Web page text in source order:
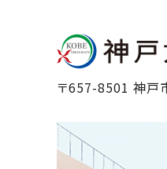
〒657-8501 神戸